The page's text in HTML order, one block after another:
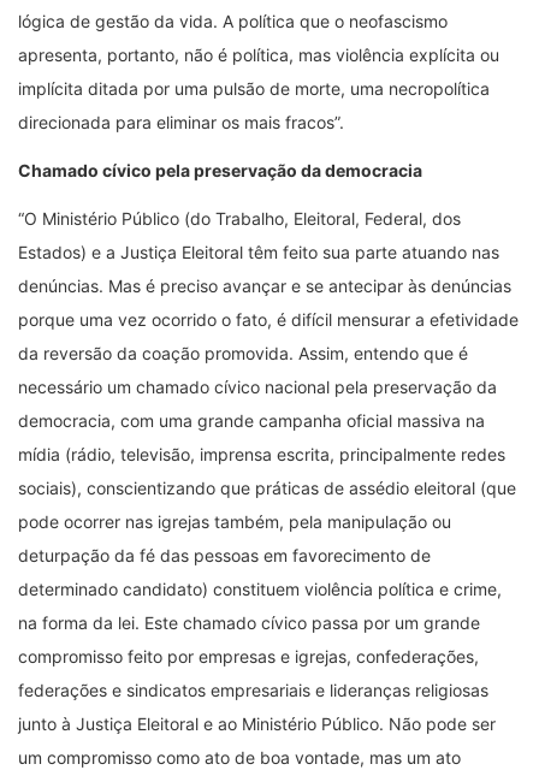
lógica de gestão da vida. A política que o neofascismo
apresenta, portanto, não é política, mas violência explícita ou
implícita ditada por uma pulsão de morte, uma necropolítica
direcionada para eliminar os mais fracos”.
Chamado cívico pela preservação da democracia
“O Ministério Público (do Trabalho, Eleitoral, Federal, dos
Estados) e a Justiça Eleitoral têm feito sua parte atuando nas
denúncias. Mas é preciso avançar e se antecipar às denúncias
porque uma vez ocorrido o fato, é difícil mensurar a efetividade
da reversão da coação promovida. Assim, entendo que é
necessário um chamado cívico nacional pela preservação da
democracia, com uma grande campanha oficial massiva na
mídia (rádio, televisão, imprensa escrita, principalmente redes
sociais), conscientizando que práticas de assédio eleitoral (que
pode ocorrer nas igrejas também, pela manipulação ou
deturpação da fé das pessoas em favorecimento de
determinado candidato) constituem violência política e crime,
na forma da lei. Este chamado cívico passa por um grande
compromisso feito por empresas e igrejas, confederações,
federações e sindicatos empresariais e lideranças religiosas
junto à Justiça Eleitoral e ao Ministério Público. Não pode ser
um compromisso como ato de boa vontade, mas um ato